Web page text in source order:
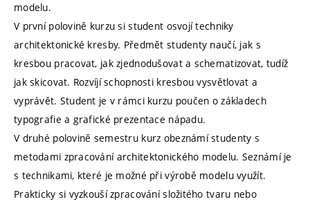
modelu.
V první polovině kurzu si student osvojí techniky
architektonické kresby. Předmět studenty naučí, jak s
kresbou pracovat, jak zjednodušovat a schematizovat, tudíž
jak skicovat. Rozvíjí schopnosti kresbou vysvětlovat a
vyprávět. Student je v rámci kurzu poučen o základech
typografie a grafické prezentace nápadu.
V druhé polovině semestru kurz obeznámí studenty s
metodami zpracování architektonického modelu. Seznámí je
s technikami, které je možné při výrobě modelu využít.
Prakticky si vyzkouší zpracování složitého tvaru nebo